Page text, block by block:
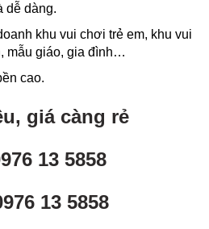
dễ dàng.
khu vui chơi trẻ em, khu vui
mẫu giáo, gia đình…
cao.
giá càng rẻ
13 5858
13 5858